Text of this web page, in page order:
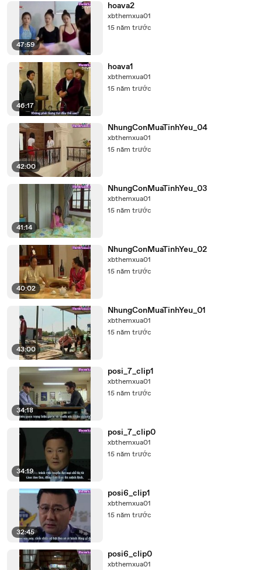
47:59
hoava2
xbthemxua01
15 năm trước
46:17
hoava1
xbthemxua01
15 năm trước
42:00
NhungConMuaTinhYeu_04
xbthemxua01
15 năm trước
41:14
NhungConMuaTinhYeu_03
xbthemxua01
15 năm trước
40:02
NhungConMuaTinhYeu_02
xbthemxua01
15 năm trước
43:00
NhungConMuaTinhYeu_01
xbthemxua01
15 năm trước
34:18
posi_7_clip1
xbthemxua01
15 năm trước
34:19
posi_7_clip0
xbthemxua01
15 năm trước
32:45
posi6_clip1
xbthemxua01
15 năm trước
posi6_clip0
xbthemxua01